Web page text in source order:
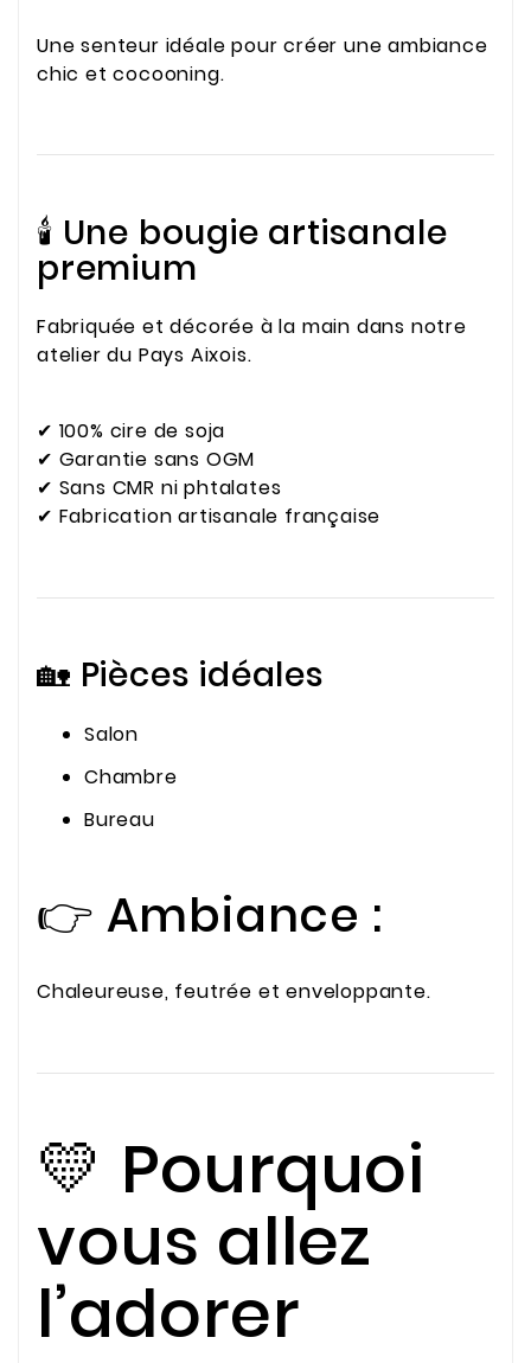
Une senteur idéale pour créer une ambiance
chic et cocooning.
🕯️ Une bougie artisanale
premium
Fabriquée et décorée à la main dans notre
atelier du Pays Aixois.
✔ 100% cire de soja
✔ Garantie sans OGM
✔ Sans CMR ni phtalates
✔ Fabrication artisanale française
🏡 Pièces idéales
Salon
Chambre
Bureau
👉 Ambiance :
Chaleureuse, feutrée et enveloppante.
💛 Pourquoi
vous allez
l’adorer